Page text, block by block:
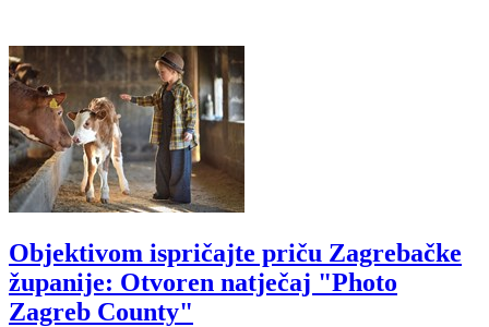
Objektivom ispričajte priču Zagrebačke
županije: Otvoren natječaj "Photo
Zagreb County"